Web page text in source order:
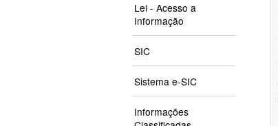
Lei - Acesso a
Informação
SIC
Sistema e-SIC
Informações